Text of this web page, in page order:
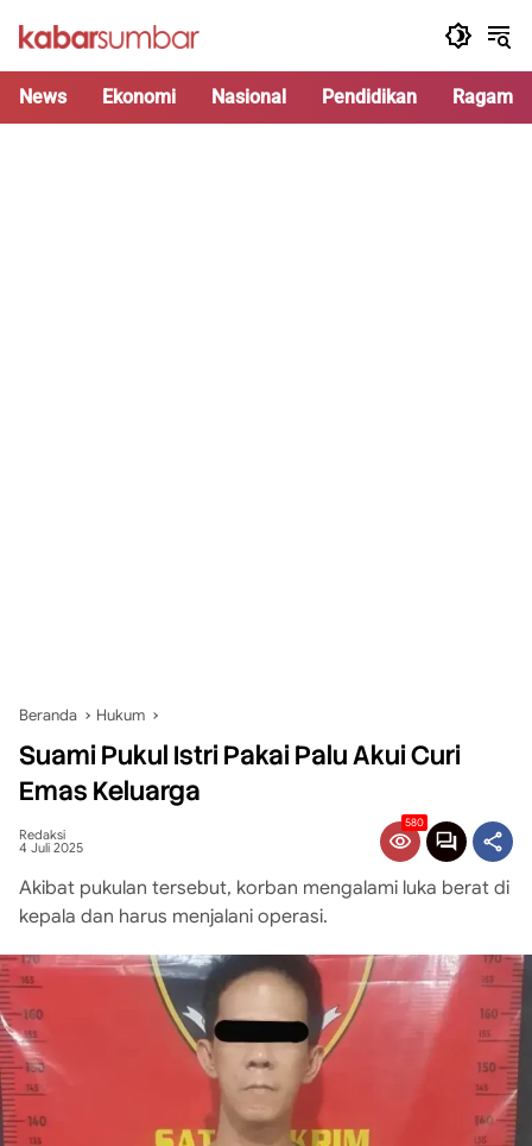
News Ekonomi Nasional Pendidikan Ragam
Beranda Hukum
Suami Pukul Istri Pakai Palu Akui Curi
Emas Keluarga
Redaksi
4 Juli 2025
580
Akibat pukulan tersebut, korban mengalami luka berat di
kepala dan harus menjalani operasi.